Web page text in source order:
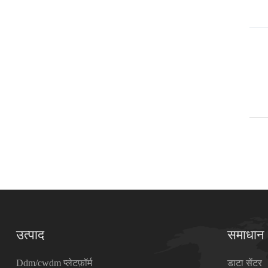
उत्पाद
Ddm/cwdm प्लेटफ़ॉर्म
समाधान
डाटा सेंटर